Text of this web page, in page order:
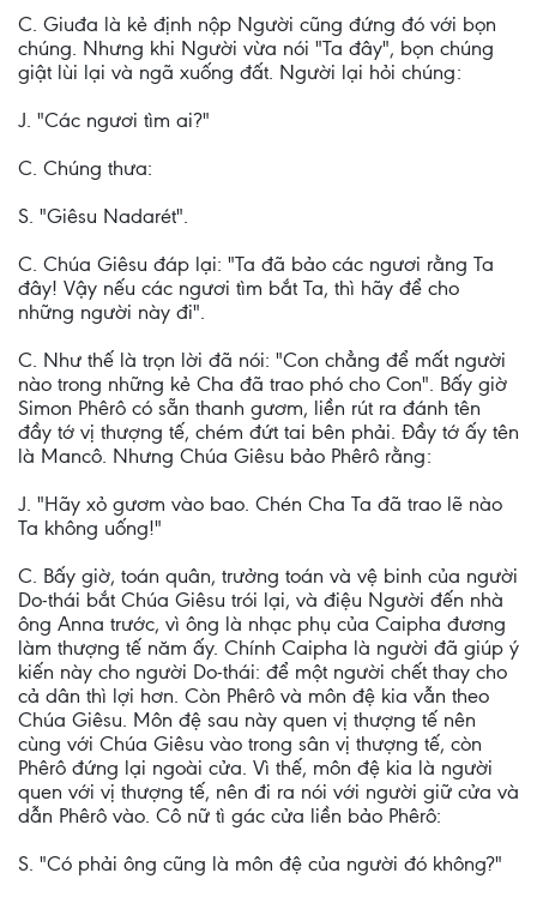
C. Giuđa là kẻ định nộp Người cũng đứng đó với bọn
chúng. Nhưng khi Người vừa nói "Ta đây", bọn chúng
giật lùi lại và ngã xuống đất. Người lại hỏi chúng:
J. "Các ngươi tìm ai?"
C. Chúng thưa:
S. "Giêsu Nadarét".
C. Chúa Giêsu đáp lại: "Ta đã bảo các ngươi rằng Ta
đây! Vậy nếu các ngươi tìm bắt Ta, thì hãy để cho
những người này đi".
C. Như thế là trọn lời đã nói: "Con chẳng để mất người
nào trong những kẻ Cha đã trao phó cho Con". Bấy giờ
Simon Phêrô có sẵn thanh gươm, liền rút ra đánh tên
đầy tớ vị thượng tế, chém đứt tai bên phải. Ðầy tớ ấy tên
là Mancô. Nhưng Chúa Giêsu bảo Phêrô rằng:
J. "Hãy xỏ gươm vào bao. Chén Cha Ta đã trao lẽ nào
Ta không uống!"
C. Bấy giờ, toán quân, trưởng toán và vệ binh của người
Do-thái bắt Chúa Giêsu trói lại, và điệu Người đến nhà
ông Anna trước, vì ông là nhạc phụ của Caipha đương
làm thượng tế năm ấy. Chính Caipha là người đã giúp ý
kiến này cho người Do-thái: để một người chết thay cho
cả dân thì lợi hơn. Còn Phêrô và môn đệ kia vẫn theo
Chúa Giêsu. Môn đệ sau này quen vị thượng tế nên
cùng với Chúa Giêsu vào trong sân vị thượng tế, còn
Phêrô đứng lại ngoài cửa. Vì thế, môn đệ kia là người
quen với vị thượng tế, nên đi ra nói với người giữ cửa và
dẫn Phêrô vào. Cô nữ tì gác cửa liền bảo Phêrô:
S. "Có phải ông cũng là môn đệ của người đó không?"